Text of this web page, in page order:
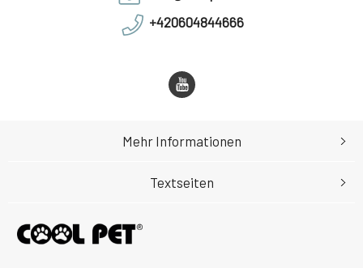
+420604844666
Mehr Informationen
Textseiten